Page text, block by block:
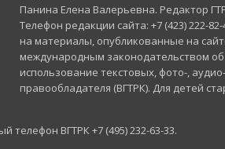
Панина Елена Валерьевна. Редактор
Телефон редакции сайта: +7 (423) 222-
на материалы, опубликованные на
международным законодательством
использование текстовых, фото-,
правообладателя (ВГТРК). Для детей
телефон ВГТРК +7 (495) 232-63-33.